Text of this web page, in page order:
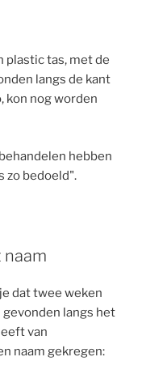
plastic tas, met de
langs de kant
kon nog worden
hebben
zo bedoeld".
dat twee weken
langs het
van
naam gekregen: